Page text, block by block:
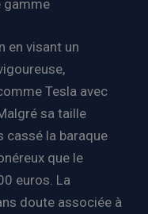
gamme
en visant un
Tesla avec
sa taille
cassé la baraque
que le
euros. La
doute associée à